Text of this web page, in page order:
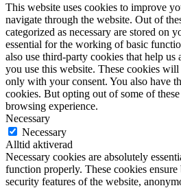
This website uses cookies to improve
navigate through the website. Out of
categorized as necessary are stored on
essential for the working of basic
also use third-party cookies that help us
you use this website. These cookies
only with your consent. You also have
cookies. But opting out of some of
browsing experience.
Necessary
Necessary
Alltid aktiverad
Necessary cookies are absolutely
function properly. These cookies
security features of the website,